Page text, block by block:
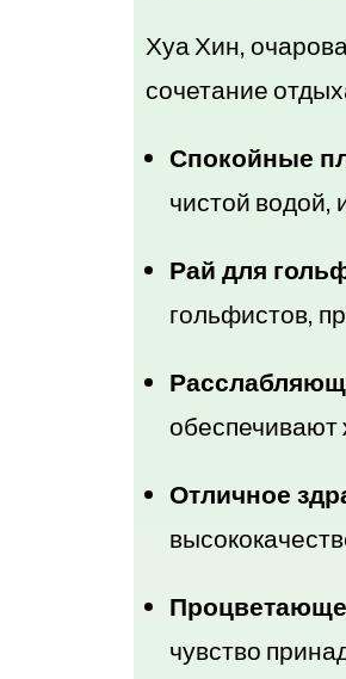
Хуа Хин,
сочетание
Спокойные
чистой водой,
Рай для
гольфистов,
обеспечивают
Отличное
чувство